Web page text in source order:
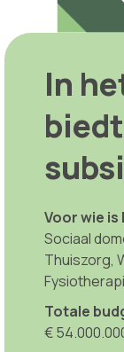
In
Voor wie is
Sociaal
Thuiszorg,
Totale
€